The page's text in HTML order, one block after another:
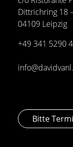
Dittrichring 18
04109 Leipzig
+49 341 5290
Bitte